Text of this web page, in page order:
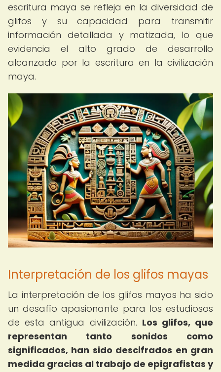
escritura maya se refleja en la diversidad de
glifos y su capacidad para transmitir
información detallada y matizada, lo que
evidencia el alto grado de desarrollo
alcanzado por la escritura en la civilización
maya.
Interpretación de los glifos mayas
La interpretación de los glifos mayas ha sido
un desafío apasionante para los estudiosos
de esta antigua civilización. Los glifos, que
representan tanto sonidos como
significados, han sido descifrados en gran
medida gracias al trabajo de epigrafistas y